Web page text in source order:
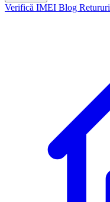
Verifică IMEI Blog Retururi